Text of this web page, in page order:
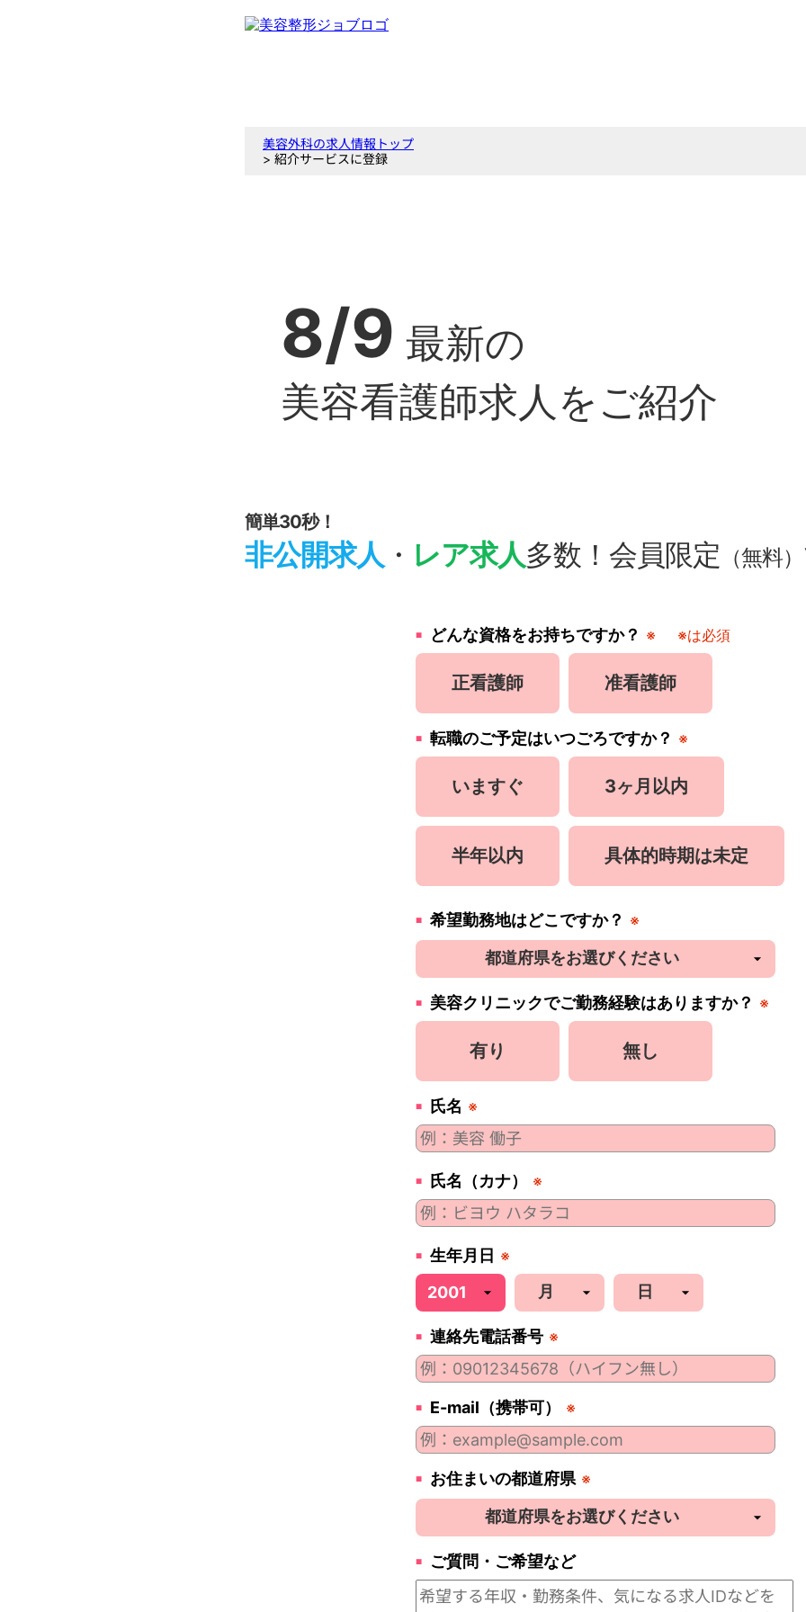
美容外科の求人情報トップ
> 紹介サービスに登録
8/9 最新の
美容看護師求人をご紹介
簡単30秒！
非公開求人 ・ レア求人多数！会員限定 （無料）
どんな資格をお持ちですか？ ※ ※は必須
正看護師 准看護師
転職のご予定はいつごろですか？ ※
いますぐ 3ヶ月以内
半年以内 具体的時期は未定
希望勤務地はどこですか？ ※
美容クリニックでご勤務経験はありますか？ ※
有り 無し
氏名 ※
氏名（カナ） ※
生年月日 ※
連絡先電話番号 ※
E-mail（携帯可） ※
お住まいの都道府県 ※
ご質問・ご希望など